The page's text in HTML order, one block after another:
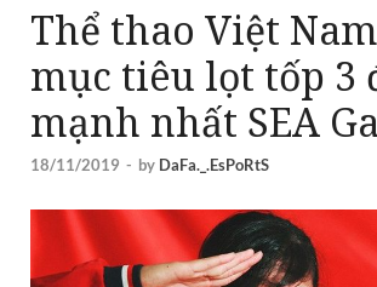
Thể thao Việt
mục tiêu lọt tốp 3
mạnh nhất SEA
18/11/2019 - by DaFa._.EsPoRtS